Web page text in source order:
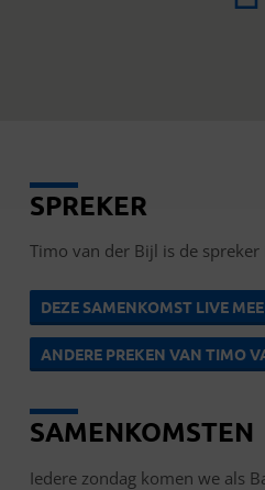
TIMO
DER
BIJL
SPREKER
Timo van der Bijl is de spreker
DEZE SAMENKOMST LIVE
ANDERE PREKEN VAN TIMO
SAMENKOMSTEN
Iedere zondag komen we als